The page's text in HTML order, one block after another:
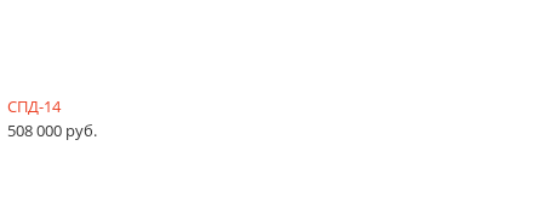
СПД-14
508 000 руб.